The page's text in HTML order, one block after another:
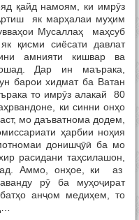
қайд намоям, ки имрӯз
як марҳалаи муҳим
Мусаллаҳ маҳсуб
қисми сиёсати давлат
амнияти кишвар ва
Дар ин маърака,
барои хидмат ба Ватан
то имрӯз алакай 80
ки синни онҳо
мо даъватнома додем,
ҳарбии ноҳия
донишҷӯӣ ба мо
расидани таҳсилашон,
Аммо, онҳое, ки аз
рӯ ба муҳоҷират
анҷом медиҳем, то